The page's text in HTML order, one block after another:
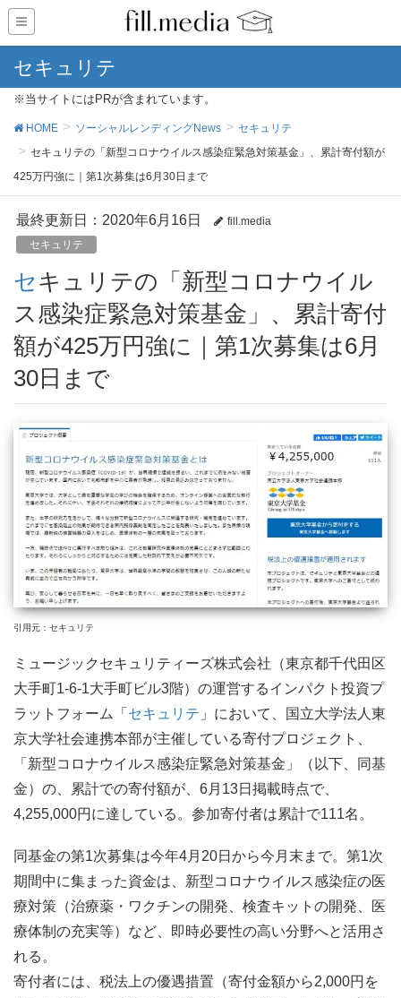
セキュリテ
※当サイトにはPRが含まれています。
HOME ソーシャルレンディングNews
セキュリテ
セキュリテの「新型コロナウイルス感染症緊急対策基金」、累計寄付額が
425万円強に｜第1次募集は6月30日まで
最終更新日：2020年6月16日
fill.media
セキュリテ
セキュリテの「新型コロナウイル
ス感染症緊急対策基金」、累計寄付
額が425万円強に｜第1次募集は6月
30日まで
引用元：セキュリテ
ミュージックセキュリティーズ株式会社（東京都千代田区
大手町1-6-1大手町ビル3階）の運営するインパクト投資プ
ラットフォーム「 セキュリテ 」において、国立大学法人東
京大学社会連携本部が主催している寄付プロジェクト、
「新型コロナウイルス感染症緊急対策基金」（以下、同基
金）の、累計での寄付額が、6月13日掲載時点で、
4,255,000円に達している。参加寄付者は累計で111名。
同基金の第1次募集は今年4月20日から今月末まで。第1次
期間中に集まった資金は、新型コロナウイルス感染症の医
療対策（治療薬・ワクチンの開発、検査キットの開発、医
療体制の充実等）など、即時必要性の高い分野へと活用さ
れる。
寄付者には、税法上の優遇措置（寄付金額から2,000円を